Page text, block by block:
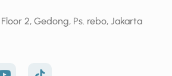
2, Gedong, Ps. rebo, Jakarta